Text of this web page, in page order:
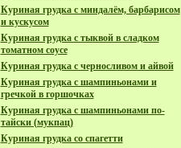
Куриная грудка с миндалём, барбарисом
и кускусом
Куриная грудка с тыквой в сладком
томатном соусе
Куриная грудка с черносливом и айвой
Куриная грудка с шампиньонами и
гречкой в горшочках
Куриная грудка с шампиньонами по-
тайски (мукпац)
Куриная грудка со спагетти